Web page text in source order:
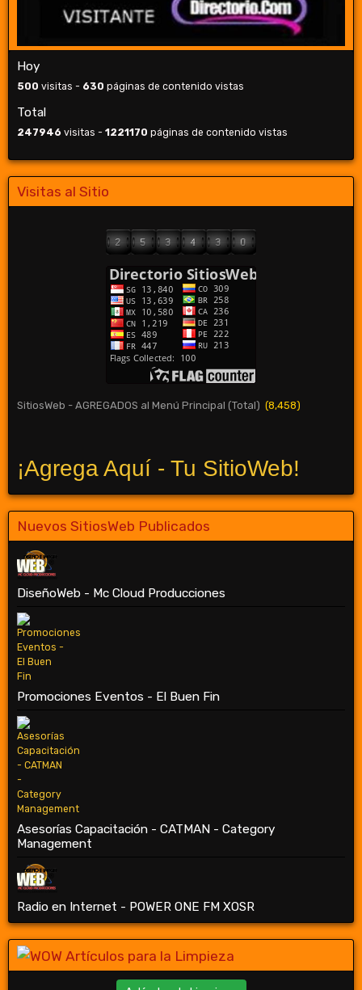
Hoy
500 visitas - 630 páginas de contenido vistas
Total
247946 visitas - 1221170 páginas de contenido vistas
Visitas al Sitio
SitiosWeb - AGREGADOS al Menú Principal (Total) (8,458)
¡Agrega Aquí - Tu SitioWeb!
Nuevos SitiosWeb Publicados
DiseñoWeb - Mc Cloud Producciones
Promociones Eventos - El Buen Fin
Asesorías Capacitación - CATMAN - Category
Management
Radio en Internet - POWER ONE FM XOSR